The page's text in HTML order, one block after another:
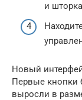
и
Новый
Первые кнопки
выросли в